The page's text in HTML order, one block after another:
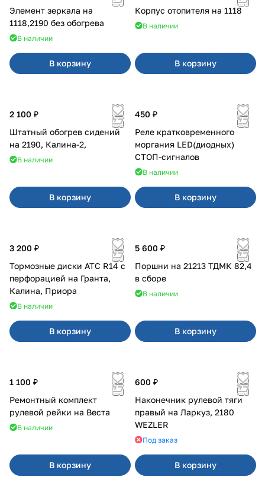
Элемент зеркала на
1118,2190 без обогрева
В наличии
В корзину
Корпус отопителя на 1118
В наличии
В корзину
2 100 ₽
Штатный обогрев сидений
на 2190, Калина-2,
В наличии
В корзину
450 ₽
Реле кратковременного
моргания LED(диодных)
СТОП-сигналов
В наличии
В корзину
3 200 ₽
Тормозные диски АТС R14 с
перфорацией на Гранта,
Калина, Приора
В наличии
В корзину
5 600 ₽
Поршни на 21213 ТДМК 82,4
в сборе
В наличии
В корзину
1 100 ₽
Ремонтный комплект
рулевой рейки на Веста
В наличии
В корзину
600 ₽
Наконечник рулевой тяги
правый на Ларкуз, 2180
WEZLER
Под заказ
В корзину